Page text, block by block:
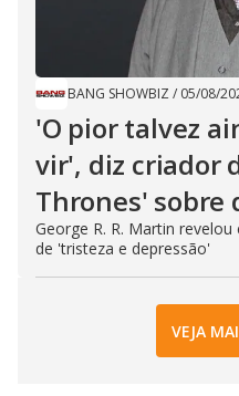
BANG SHOWBIZ / 05/08/
'O pior talvez
vir', diz criador
Thrones' sobre
George R. R. Martin
de 'tristeza e depressão'
VEJA